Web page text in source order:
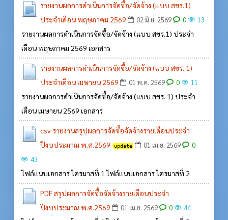
รายงานผลการดำเนินการจัดซื้อ/จัดจ้าง (แบบ สขร.1)
ประจำเดือน พฤษภาคม 2569
02 มิ.ย. 2569 0 13
รายงานผลการดำเนินการจัดซื้อ/จัดจ้าง (แบบ สขร.1) ประจำ
เดือน พฤษภาคม 2569 เอกสาร
รายงานผลการดำเนินการจัดซื้อ/จัดจ้าง (แบบ สขร. 1)
ประจำเดือน เมษายน 2569
01 พ.ค. 2569 0 11
รายงานผลการดำเนินการจัดซื้อ/จัดจ้าง (แบบ สขร. 1) ประจำ
เดือน เมษายน 2569 เอกสาร
csv รายงานสรุปผลการจัดซื้อจัดจ้างรายเดือนประจำ
ปีงบประมาณ พ.ศ.2569
01 เม.ย. 2569 0
43
ไฟล์แนบเอกสาร ไตรมาสที่ 1 ไฟล์แนบเอกสาร ไตรมาสที่ 2
PDF สรุปผลการจัดซื้อจัดจ้างรายเดือนประจำ
ปีงบประมาณ พ.ศ.2569
01 เม.ย. 2569 0 44